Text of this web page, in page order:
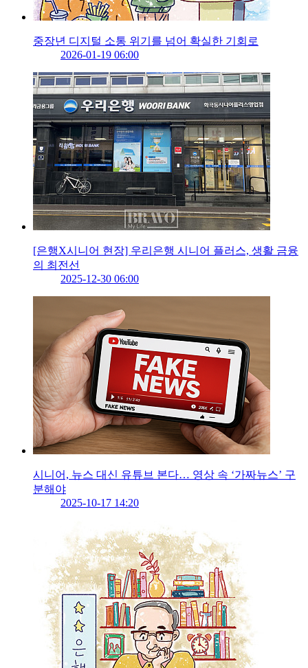
중장년 디지털 소통 위기를 넘어 확실한 기회로
2026-01-19 06:00
[은행X시니어 현장] 우리은행 시니어 플러스, 생활 금융
의 최전선
2025-12-30 06:00
시니어, 뉴스 대신 유튜브 본다… 영상 속 ‘가짜뉴스’ 구
분해야
2025-10-17 14:20